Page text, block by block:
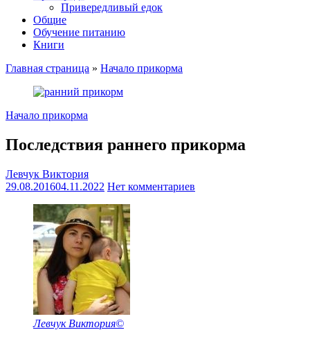
Привередливый едок
Общие
Обучение питанию
Книги
Главная страница » Начало прикорма
Начало прикорма
Последствия раннего прикорма
Левчук Виктория
29.08.201604.11.2022 Нет комментариев
Левчук Виктория©